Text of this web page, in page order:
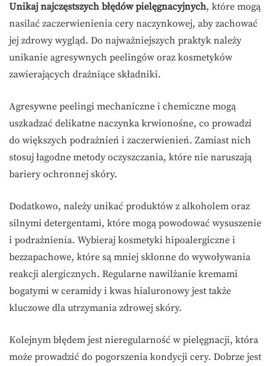
Unikaj najczęstszych błędów pielęgnacyjnych, które mogą
nasilać zaczerwienienia cery naczynkowej, aby zachować
jej zdrowy wygląd. Do najważniejszych praktyk należy
unikanie agresywnych peelingów oraz kosmetyków
zawierających drażniące składniki.
Agresywne peelingi mechaniczne i chemiczne mogą
uszkadzać delikatne naczynka krwionośne, co prowadzi
do większych podrażnień i zaczerwienień. Zamiast nich
stosuj łagodne metody oczyszczania, które nie naruszają
bariery ochronnej skóry.
Dodatkowo, należy unikać produktów z alkoholem oraz
silnymi detergentami, które mogą powodować wysuszenie
i podrażnienia. Wybieraj kosmetyki hipoalergiczne i
bezzapachowe, które są mniej skłonne do wywoływania
reakcji alergicznych. Regularne nawilżanie kremami
bogatymi w ceramidy i kwas hialuronowy jest także
kluczowe dla utrzymania zdrowej skóry.
Kolejnym błędem jest nieregularność w pielęgnacji, która
może prowadzić do pogorszenia kondycji cery. Dobrze jest